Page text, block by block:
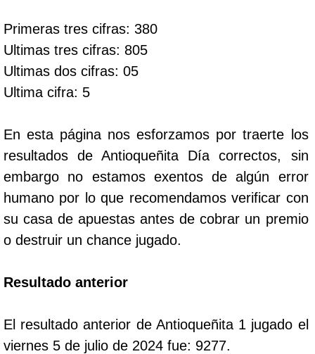
Dorado Mañana
Dorado Tarde
Fantástica Día
Fantástica Noche
Motilon Tarde
Motilon Noche
Paisita Día
Primeras tres cifras: 380
Ultimas tres cifras: 805
Ultimas dos cifras: 05
Ultima cifra: 5
En esta página nos esforzamos por traerte los
resultados de Antioqueñita Día correctos, sin
embargo no estamos exentos de algún error
humano por lo que recomendamos verificar con
su casa de apuestas antes de cobrar un premio
o destruir un chance jugado.
Resultado anterior
El resultado anterior de Antioqueñita 1 jugado el
viernes 5 de julio de 2024 fue: 9277.